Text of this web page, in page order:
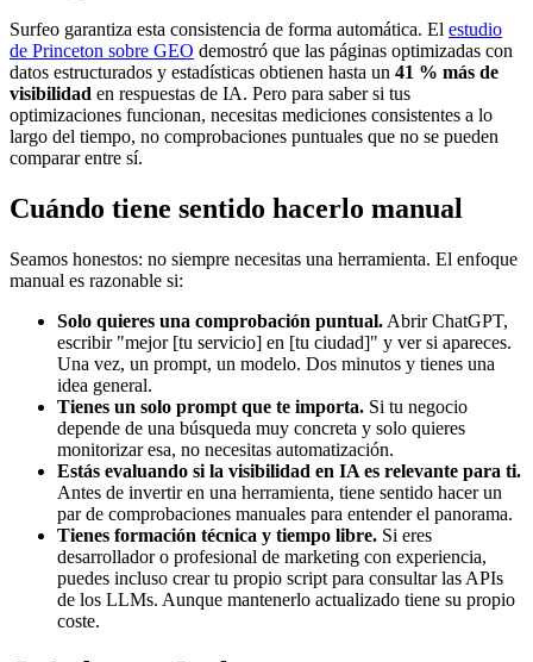
Surfeo garantiza esta consistencia de forma automática. El estudio
de Princeton sobre GEO demostró que las páginas optimizadas con
datos estructurados y estadísticas obtienen hasta un 41 % más de
visibilidad en respuestas de IA. Pero para saber si tus
optimizaciones funcionan, necesitas mediciones consistentes a lo
largo del tiempo, no comprobaciones puntuales que no se pueden
comparar entre sí.
Cuándo tiene sentido hacerlo manual
Seamos honestos: no siempre necesitas una herramienta. El enfoque
manual es razonable si:
Solo quieres una comprobación puntual. Abrir ChatGPT,
escribir "mejor [tu servicio] en [tu ciudad]" y ver si apareces.
Una vez, un prompt, un modelo. Dos minutos y tienes una
idea general.
Tienes un solo prompt que te importa. Si tu negocio
depende de una búsqueda muy concreta y solo quieres
monitorizar esa, no necesitas automatización.
Estás evaluando si la visibilidad en IA es relevante para ti.
Antes de invertir en una herramienta, tiene sentido hacer un
par de comprobaciones manuales para entender el panorama.
Tienes formación técnica y tiempo libre. Si eres
desarrollador o profesional de marketing con experiencia,
puedes incluso crear tu propio script para consultar las APIs
de los LLMs. Aunque mantenerlo actualizado tiene su propio
coste.